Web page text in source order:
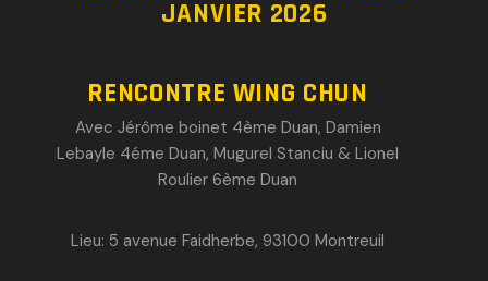
JANVIER 2026
RENCONTRE WING CHUN
Avec Jérôme boinet 4ème Duan, Damien
Lebayle 4éme Duan, Mugurel Stanciu & Lionel
Roulier 6ème Duan
Lieu: 5 avenue Faidherbe, 93100 Montreuil